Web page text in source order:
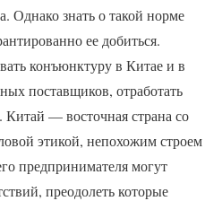
Однако знать о такой норме
ее добиться.
конъюнктуру в Китае и в
поставщиков, отработать
— восточная страна со
этикой, непохожим строем
предпринимателя могут
преодолеть которые